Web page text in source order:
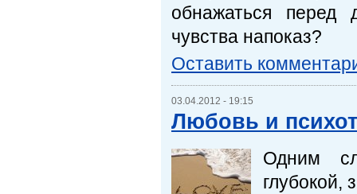
обнажаться перед
чувства напоказ?
Оставить
03.04.2012 - 19:15
Любовь и
Одним
глубокой,